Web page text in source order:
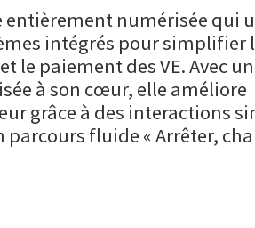
numérisée qui
intégrés pour simplifier
le paiement des VE. Avec
à son cœur, elle améliore
grâce à des interactions
fluide « Arrêter,